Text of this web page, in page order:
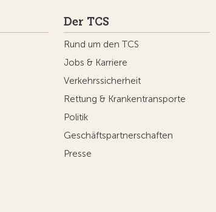
Der TCS
Rund um den TCS
Jobs & Karriere
Verkehrssicherheit
Rettung & Krankentransporte
Politik
Geschäftspartnerschaften
Presse